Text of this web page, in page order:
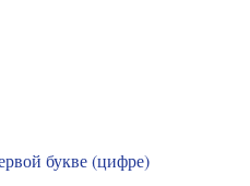
букве (цифре)